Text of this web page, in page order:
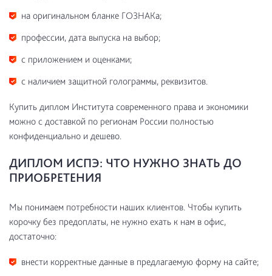
на оригинальном бланке ГОЗНАКа;
профессии, дата выпуска на выбор;
с приложением и оценками;
с наличием защитной голограммы, реквизитов.
Купить диплом Института современного права и экономики
можно с доставкой по регионам России полностью
конфиденциально и дешево.
ДИПЛОМ ИСПЭ: ЧТО НУЖНО ЗНАТЬ ДО
ПРИОБРЕТЕНИЯ
Мы понимаем потребности наших клиентов. Чтобы купить
корочку без предоплаты, не нужно ехать к нам в офис,
достаточно:
внести корректные данные в предлагаемую форму на сайте;